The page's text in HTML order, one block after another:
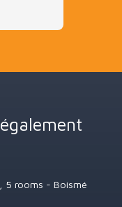
également